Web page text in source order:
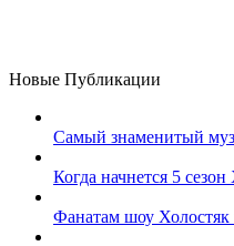
Новые Публикации
Самый знаменитый
Когда начнется 5 сезон
Фанатам шоу